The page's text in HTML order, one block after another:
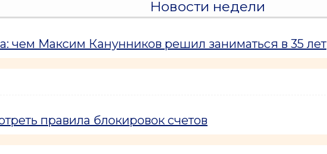
Новости недели
чем Максим Канунников решил заниматься в 35 лет
правила блокировок счетов